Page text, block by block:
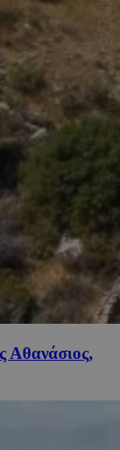
Αθανάσιος,